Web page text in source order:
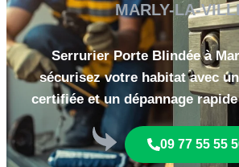
MARLY-LA-
Serrurier Porte Blindée à
sécurisez votre habitat avec
certifiée et un dépannage
09 77 55 55